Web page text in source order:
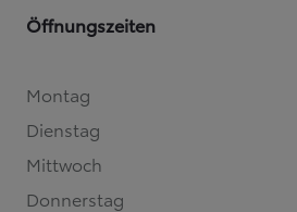
Öffnungszeiten
Montag
Dienstag
Mittwoch
Donnerstag